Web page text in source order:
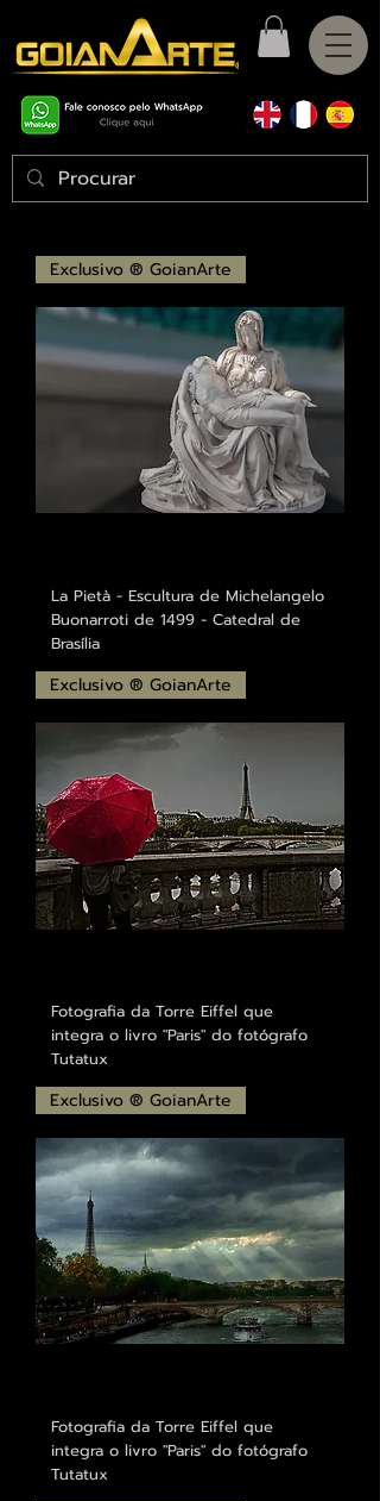
Exclusivo ® GoianArte
La Pietà - Escultura de Michelangelo
Buonarroti de 1499 - Catedral de
Brasília
Exclusivo ® GoianArte
Fotografia da Torre Eiffel que
integra o livro "Paris" do fotógrafo
Tutatux
Exclusivo ® GoianArte
Fotografia da Torre Eiffel que
integra o livro "Paris" do fotógrafo
Tutatux